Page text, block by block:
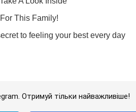
Отримуй тільки найважливіше!